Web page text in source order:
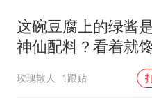
今年
中
这碗豆腐上的绿酱
神仙配料？看着就馋
玫瑰散人 1跟贴